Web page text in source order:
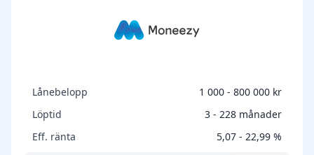
Lånebelopp
1 000 - 800 000 kr
Löptid
3 - 228 månader
Eff. ränta
5,07 - 22,99 %